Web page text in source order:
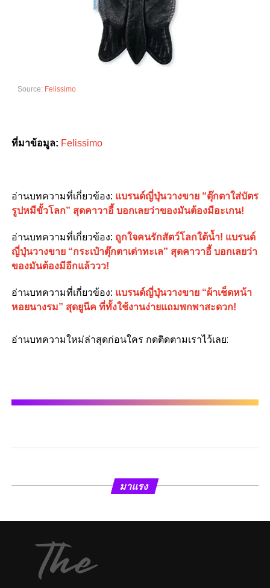
Source: Felissimo
ที่มาข้อมูล: Felissimo
อ่านบทความที่เกี่ยวข้อง: แบรนด์ญี่ปุ่นวางขาย “ตุ๊กตาใส่บัตร
รูปหมีขั้วโลก” สุดคาวาอี้ บอกเลยว่าของมันต้องมีอะเกน!
อ่านบทความที่เกี่ยวข้อง: ถูกใจคนรักสัตว์โลกใต้น้ำ! แบรนด์
ญี่ปุ่นวางขาย “กระเป๋าตุ๊กตาเต่าทะเล” สุดคาวาอี้ บอกเลยว่า
ของมันต้องมีอีกแล้ววว!
อ่านบทความที่เกี่ยวข้อง: แบรนด์ญี่ปุ่นวางขาย “ผ้าเช็ดหน้า
หอยนางรม” สุดยูนีค ที่ทั้งใช้งานง่ายแถมพกพาสะดวก!
อ่านบทความใหม่ล่าสุดก่อนใคร กดติดตามเราไว้เลย:
มาแรง